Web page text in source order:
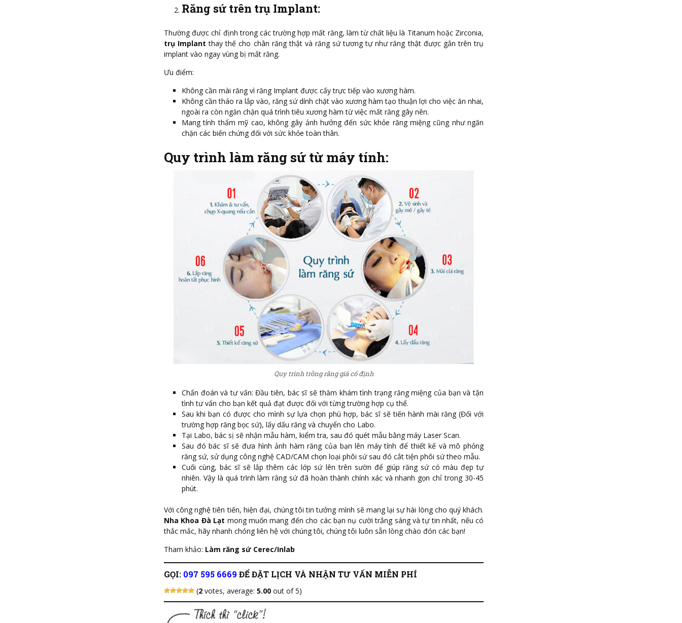
Răng sứ trên trụ Implant:
Thường được chỉ định trong các trường hợp mất răng, làm từ chất liệu là Titanum hoặc Zirconia,
trụ Implant thay thế cho chân răng thật và răng sứ tương tự như răng thật được gắn trên trụ
implant vào ngay vùng bị mất răng.
Ưu điểm:
Không cần mài răng vì răng Implant được cấy trực tiếp vào xương hàm.
Không cần tháo ra lắp vào, răng sứ dính chặt vào xương hàm tạo thuận lợi cho việc ăn nhai,
ngoài ra còn ngăn chặn quá trình tiêu xương hàm từ việc mất răng gây nên.
Mang tính thẩm mỹ cao, không gây ảnh hưởng đến sức khỏe răng miệng cũng như ngăn
chặn các biến chứng đối với sức khỏe toàn thân.
Quy trình làm răng sứ từ máy tính:
Quy trình trồng răng giả cố định
Chẩn đoán và tư vấn: Đầu tiên, bác sĩ sẽ thăm khám tình trạng răng miệng của bạn và tận
tình tư vấn cho bạn kết quả đạt được đối với từng trường hợp cụ thể.
Sau khi bạn có được cho mình sự lựa chọn phù hợp, bác sĩ sẽ tiến hành mài răng (Đối với
trường hợp răng bọc sứ), lấy dấu răng và chuyển cho Labo.
Tại Labo, bác sị sẽ nhận mẫu hàm, kiểm tra, sau đó quét mẫu bằng máy Laser Scan.
Sau đó bác sĩ sẽ đưa hình ảnh hàm răng của bạn lên máy tính để thiết kế và mô phỏng
răng sứ, sử dụng công nghệ CAD/CAM chọn loại phôi sứ sau đó cắt tiện phôi sứ theo mẫu.
Cuối cùng, bác sĩ sẽ lắp thêm các lớp sứ lên trên sườn để giúp răng sứ có màu đẹp tự
nhiên. Vậy là quá trình làm răng sứ đã hoàn thành chính xác và nhanh gọn chỉ trong 30-45
phút.
Với công nghệ tiên tiến, hiện đại, chúng tôi tin tưởng mình sẽ mang lại sự hài lòng cho quý khách.
Nha Khoa Đà Lạt mong muốn mang đến cho các bạn nụ cười trắng sáng và tự tin nhất, nếu có
thắc mắc, hãy nhanh chóng liên hệ với chúng tôi, chúng tôi luôn sẵn lòng chào đón các bạn!
Tham khảo: Làm răng sứ Cerec/Inlab
GỌI: 097 595 6669 ĐỂ ĐẶT LỊCH VÀ NHẬN TƯ VẤN MIỄN PHÍ
(2 votes, average: 5.00 out of 5)